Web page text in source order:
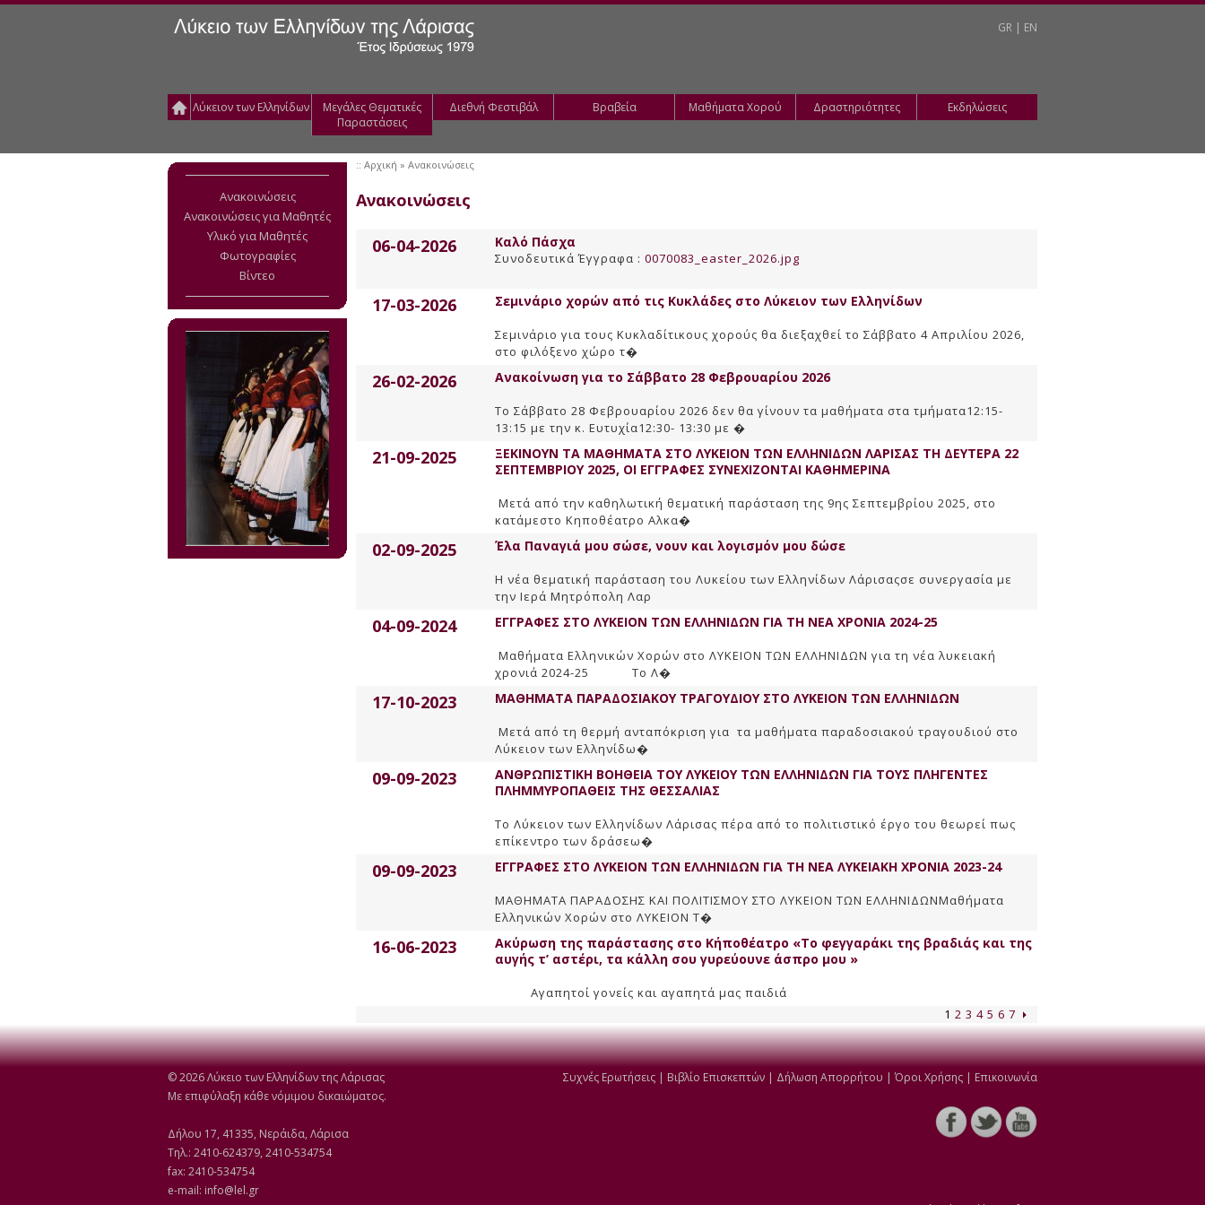
GR | EN
Λύκειον των Ελληνίδων
Μεγάλες Θεματικές
Παραστάσεις
Διεθνή Φεστιβάλ Βραβεία Μαθήματα Χορού Δραστηριότητες Εκδηλώσεις
Ανακοινώσεις
Ανακοινώσεις για Μαθητές
Υλικό για Μαθητές
Φωτογραφίες
Βίντεο
:: Αρχική » Ανακοινώσεις
Ανακοινώσεις
06-04-2026 Καλό Πάσχα
Συνοδευτικά Έγγραφα : 0070083_easter_2026.jpg
17-03-2026 Σεμινάριο χορών από τις Κυκλάδες στο Λύκειον των Ελληνίδων
Σεμινάριο για τους Κυκλαδίτικους χορούς θα διεξαχθεί το Σάββατο 4 Απριλίου 2026,
στο φιλόξενο χώρο τ�
26-02-2026 Ανακοίνωση για το Σάββατο 28 Φεβρουαρίου 2026
Το Σάββατο 28 Φεβρουαρίου 2026 δεν θα γίνουν τα μαθήματα στα τμήματα12:15-
13:15 με την κ. Ευτυχία12:30- 13:30 με �
21-09-2025
ΞΕΚΙΝΟΥΝ ΤΑ ΜΑΘΗΜΑΤΑ ΣΤΟ ΛΥΚΕΙΟΝ ΤΩΝ ΕΛΛΗΝΙΔΩΝ ΛΑΡΙΣΑΣ ΤΗ ΔΕΥΤΕΡΑ 22
ΣΕΠΤΕΜΒΡΙΟΥ 2025, ΟΙ ΕΓΓΡΑΦΕΣ ΣΥΝΕΧΙΖΟΝΤΑΙ ΚΑΘΗΜΕΡΙΝΑ
Μετά από την καθηλωτική θεματική παράσταση της 9ης Σεπτεμβρίου 2025, στο
κατάμεστο Κηποθέατρο Αλκα�
02-09-2025 Έλα Παναγιά μου σώσε, νουν και λογισμόν μου δώσε
Η νέα θεματική παράσταση του Λυκείου των Ελληνίδων Λάρισαςσε συνεργασία με
την Ιερά Μητρόπολη Λαρ
04-09-2024 ΕΓΓΡΑΦΕΣ ΣΤΟ ΛΥΚΕΙΟΝ ΤΩΝ ΕΛΛΗΝΙΔΩΝ ΓΙΑ ΤΗ ΝΕΑ ΧΡΟΝΙΑ 2024-25
Mαθήματα Eλληνικών Xορών στο ΛΥΚΕΙΟΝ ΤΩΝ ΕΛΛΗΝΙΔΩΝ για τη νέα λυκειακή
χρονιά 2024-25 Tο Λ�
17-10-2023 ΜΑΘΗΜΑΤΑ ΠΑΡΑΔΟΣΙΑΚΟΥ ΤΡΑΓΟΥΔΙΟΥ ΣΤΟ ΛΥΚΕΙΟΝ ΤΩΝ ΕΛΛΗΝΙΔΩΝ
Μετά από τη θερμή ανταπόκριση για τα μαθήματα παραδοσιακού τραγουδιού στο
Λύκειον των Ελληνίδω�
09-09-2023
ΑΝΘΡΩΠΙΣΤΙΚΗ ΒΟΗΘΕΙΑ ΤΟΥ ΛΥΚΕΙΟΥ ΤΩΝ ΕΛΛΗΝΙΔΩΝ ΓΙΑ ΤΟΥΣ ΠΛΗΓΕΝΤΕΣ
ΠΛΗΜΜΥΡΟΠΑΘΕΙΣ ΤΗΣ ΘΕΣΣΑΛΙΑΣ
Το Λύκειον των Ελληνίδων Λάρισας πέρα από το πολιτιστικό έργο του θεωρεί πως
επίκεντρο των δράσεω�
09-09-2023 ΕΓΓΡΑΦΕΣ ΣΤΟ ΛΥΚΕΙΟΝ ΤΩΝ ΕΛΛΗΝΙΔΩΝ ΓΙΑ ΤΗ ΝΕΑ ΛΥΚΕΙΑΚΗ ΧΡΟΝΙΑ 2023-24
ΜΑΘΗΜΑΤΑ ΠΑΡΑΔΟΣΗΣ ΚΑΙ ΠΟΛΙΤΙΣΜΟΥ ΣΤΟ ΛΥΚΕΙΟΝ ΤΩΝ ΕΛΛΗΝΙΔΩΝMαθήματα
Eλληνικών Xορών στο ΛΥΚΕΙΟΝ Τ�
16-06-2023
Ακύρωση της παράστασης στο Κήποθέατρο «Το φεγγαράκι της βραδιάς και της
αυγής τ’ αστέρι, τα κάλλη σου γυρεύουνε άσπρο μου »
Αγαπητοί γονείς και αγαπητά μας παιδιά
1 2 3 4 5 6 7
© 2026 Λύκειο των Ελληνίδων της Λάρισας
Με επιφύλαξη κάθε νόμιμου δικαιώματος.
Δήλου 17, 41335, Νεράιδα, Λάρισα
Τηλ.: 2410-624379, 2410-534754
fax: 2410-534754
e-mail: info@lel.gr
Συχνές Ερωτήσεις | Βιβλίο Επισκεπτών | Δήλωση Απορρήτου |Όροι Χρήσης | Επικοινωνία